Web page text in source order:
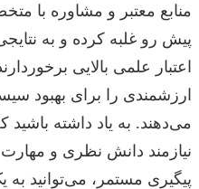
منابع معتبر و مشاوره با
پیش رو غلبه کرده و به
اعتبار علمی بالایی
ارزشمندی را برای بهبود
می‌دهند. به یاد داشته
نیازمند دانش نظری و
پیگیری مستمر، می‌توانید